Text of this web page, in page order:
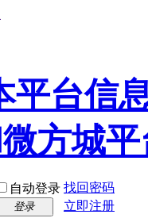
自动登录 找回密码
登录 立即注册